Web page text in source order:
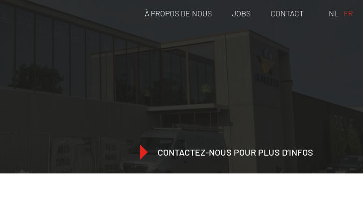
À PROPOS DE NOUS JOBS CONTACT NL FR
CONTACTEZ-NOUS POUR PLUS D’INFOS